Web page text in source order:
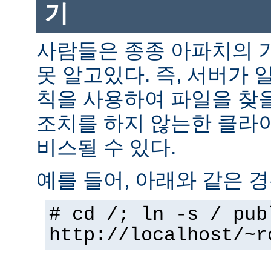
기
사람들은 종종 아파치의
못 알고있다. 즉, 서버가
칙을 사용하여 파일을 찾
조치를 하지 않는한 클라
비스될 수 있다.
예를 들어, 아래와 같은
# cd /; ln -s /
http://localhost/